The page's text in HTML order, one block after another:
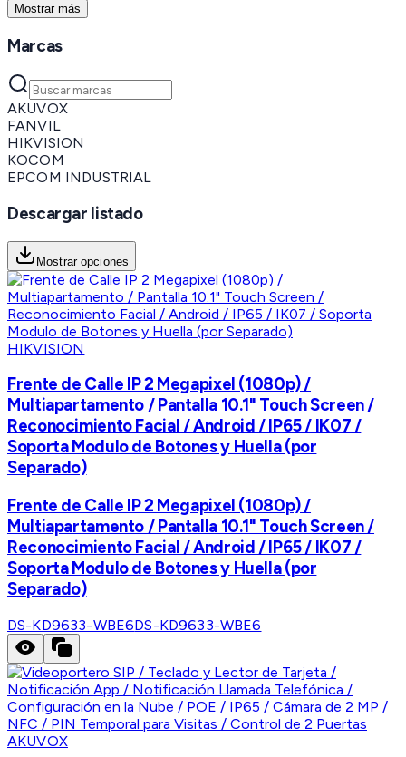
Mostrar más
Marcas
AKUVOX
FANVIL
HIKVISION
KOCOM
EPCOM INDUSTRIAL
Descargar listado
Mostrar opciones
HIKVISION
Frente de Calle IP 2 Megapixel (1080p) /
Multiapartamento / Pantalla 10.1" Touch Screen /
Reconocimiento Facial / Android / IP65 / IK07 /
Soporta Modulo de Botones y Huella (por
Separado)
Frente de Calle IP 2 Megapixel (1080p) /
Multiapartamento / Pantalla 10.1" Touch Screen /
Reconocimiento Facial / Android / IP65 / IK07 /
Soporta Modulo de Botones y Huella (por
Separado)
DS-KD9633-WBE6DS-KD9633-WBE6
AKUVOX